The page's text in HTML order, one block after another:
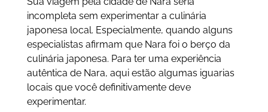
incompleta sem experimentar a culinária
japonesa local. Especialmente, quando alguns
especialistas afirmam que Nara foi o berço da
culinária japonesa. Para ter uma experiência
autêntica de Nara, aqui estão algumas iguarias
locais que você definitivamente deve
experimentar.